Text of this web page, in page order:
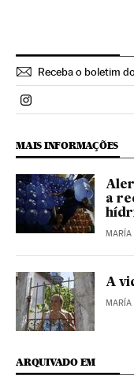
Receba o boletim
Politica El País
MAIS INFORMAÇÕES
a
MARÍA
A
MARÍA
ARQUIVADO EM